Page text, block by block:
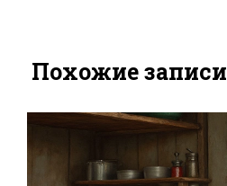
Похожие записи